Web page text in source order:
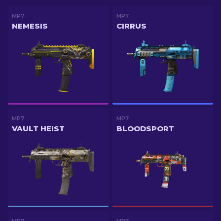
MP7
NEMESIS
MP7
CIRRUS
MP7
VAULT HEIST
MP7
BLOODSPORT